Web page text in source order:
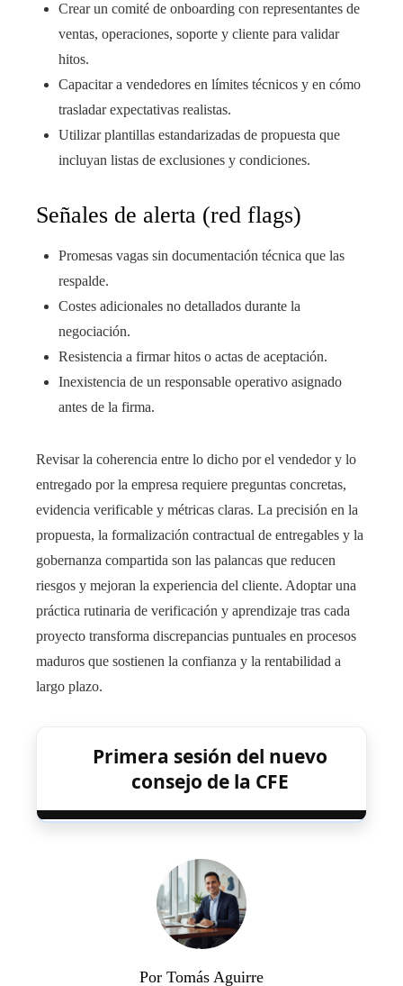
Crear un comité de onboarding con representantes de
ventas, operaciones, soporte y cliente para validar
hitos.
Capacitar a vendedores en límites técnicos y en cómo
trasladar expectativas realistas.
Utilizar plantillas estandarizadas de propuesta que
incluyan listas de exclusiones y condiciones.
Señales de alerta (red flags)
Promesas vagas sin documentación técnica que las
respalde.
Costes adicionales no detallados durante la
negociación.
Resistencia a firmar hitos o actas de aceptación.
Inexistencia de un responsable operativo asignado
antes de la firma.
Revisar la coherencia entre lo dicho por el vendedor y lo
entregado por la empresa requiere preguntas concretas,
evidencia verificable y métricas claras. La precisión en la
propuesta, la formalización contractual de entregables y la
gobernanza compartida son las palancas que reducen
riesgos y mejoran la experiencia del cliente. Adoptar una
práctica rutinaria de verificación y aprendizaje tras cada
proyecto transforma discrepancias puntuales en procesos
maduros que sostienen la confianza y la rentabilidad a
largo plazo.
Primera sesión del nuevo
consejo de la CFE
Por Tomás Aguirre